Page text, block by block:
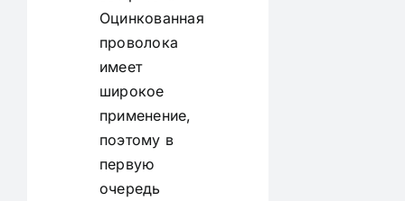
Оцинкованная
проволока
имеет
широкое
применение,
поэтому в
первую
очередь